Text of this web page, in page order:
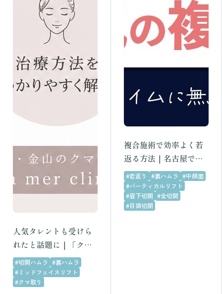
人気タレントも受けら
れたと話題に｜「クマ
取り」がここまで身近
になった理由とは？名
古屋・金山でクマ治療
#切開ハムラ #裏ハムラ
#ミッドフェイスリフト
#クマ取り
複合施術で効率よく若
返る方法｜名古屋でた
るみ・クマ・目元改善
ならラメールクリニッ
ク
#若返り #裏ハムラ #中顔面
#バーティカルリフト
#眉下切開 #全切開
#目頭切開